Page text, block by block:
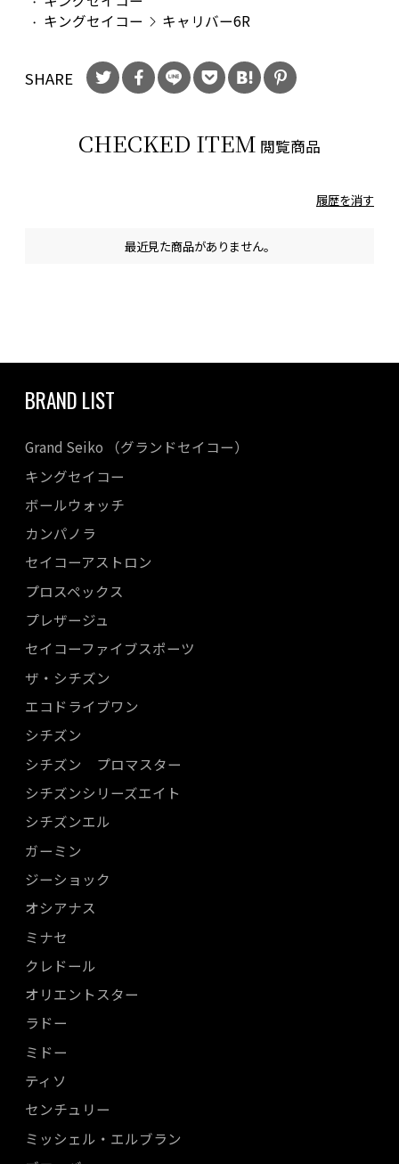
キングセイコー
キャリバー6R
SHARE
CHECKED ITEM 閲覧商品
履歴を消す
最近見た商品がありません。
BRAND LIST
Grand Seiko （グランドセイコー）
キングセイコー
ボールウォッチ
カンパノラ
セイコーアストロン
プロスペックス
プレザージュ
セイコーファイブスポーツ
ザ・シチズン
エコドライブワン
シチズン
シチズン プロマスター
シチズンシリーズエイト
シチズンエル
ガーミン
ジーショック
オシアナス
ミナセ
クレドール
オリエントスター
ラドー
ミドー
ティソ
センチュリー
ミッシェル・エルブラン